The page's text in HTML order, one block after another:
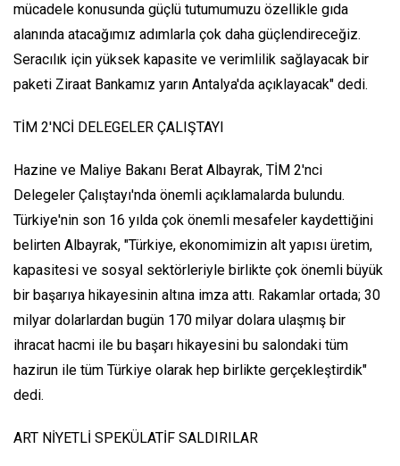
mücadele konusunda güçlü tutumumuzu özellikle gıda
alanında atacağımız adımlarla çok daha güçlendireceğiz.
Seracılık için yüksek kapasite ve verimlilik sağlayacak bir
paketi Ziraat Bankamız yarın Antalya'da açıklayacak" dedi.
TİM 2'NCİ DELEGELER ÇALIŞTAYI
Hazine ve Maliye Bakanı Berat Albayrak, TİM 2'nci
Delegeler Çalıştayı'nda önemli açıklamalarda bulundu.
Türkiye'nin son 16 yılda çok önemli mesafeler kaydettiğini
belirten Albayrak, "Türkiye, ekonomimizin alt yapısı üretim,
kapasitesi ve sosyal sektörleriyle birlikte çok önemli büyük
bir başarıya hikayesinin altına imza attı. Rakamlar ortada; 30
milyar dolarlardan bugün 170 milyar dolara ulaşmış bir
ihracat hacmi ile bu başarı hikayesini bu salondaki tüm
hazirun ile tüm Türkiye olarak hep birlikte gerçekleştirdik"
dedi.
ART NİYETLİ SPEKÜLATİF SALDIRILAR